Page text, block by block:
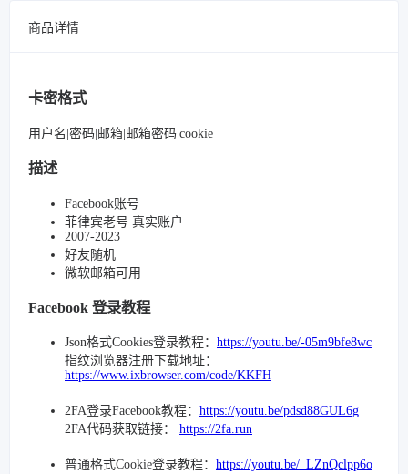
商品详情
卡密格式
用户名|密码|邮箱|邮箱密码|cookie
描述
Facebook账号
菲律宾老号 真实账户
2007-2023
好友随机
微软邮箱可用
Facebook 登录教程
Json格式Cookies登录教程： https://youtu.be/-05m9bfe8wc
指纹浏览器注册下载地址：
https://www.ixbrowser.com/code/KKFH
2FA登录Facebook教程： https://youtu.be/pdsd88GUL6g
2FA代码获取链接： https://2fa.run
普通格式Cookie登录教程： https://youtu.be/_LZnQclpp6o